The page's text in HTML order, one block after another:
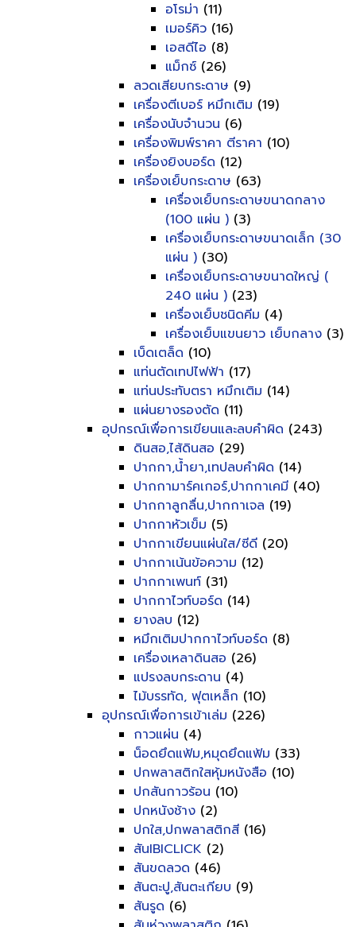
อโรม่า (11)
เมอร์คิว (16)
เอสดีไอ (8)
แม็กซ์ (26)
ลวดเสียบกระดาษ (9)
เครื่องตีเบอร์ หมึกเติม (19)
เครื่องนับจำนวน (6)
เครื่องพิมพ์ราคา ตีราคา (10)
เครื่องยิงบอร์ด (12)
เครื่องเย็บกระดาษ (63)
เครื่องเย็บกระดาษขนาดกลาง
(100 แผ่น ) (3)
เครื่องเย็บกระดาษขนาดเล็ก (30
แผ่น ) (30)
เครื่องเย็บกระดาษขนาดใหญ่ (
240 แผ่น ) (23)
เครื่องเย็บชนิดคีม (4)
เครื่องเย็บแขนยาว เย็บกลาง (3)
เบ็ดเตล็ด (10)
แท่นตัดเทปไฟฟ้า (17)
แท่นประทับตรา หมึกเติม (14)
แผ่นยางรองตัด (11)
อุปกรณ์เพื่อการเขียนและลบคำผิด (243)
ดินสอ,ไส้ดินสอ (29)
ปากกา,น้ำยา,เทปลบคำผิด (14)
ปากกามาร์คเกอร์,ปากกาเคมี (40)
ปากกาลูกลื่น,ปากกาเจล (19)
ปากกาหัวเข็ม (5)
ปากกาเขียนแผ่นใส/ซีดี (20)
ปากกาเน้นข้อความ (12)
ปากกาเพนท์ (31)
ปากกาไวท์บอร์ด (14)
ยางลบ (12)
หมึกเติมปากกาไวท์บอร์ด (8)
เครื่องเหลาดินสอ (26)
แปรงลบกระดาน (4)
ไม้บรรทัด, ฟุตเหล็ก (10)
อุปกรณ์เพื่อการเข้าเล่ม (226)
กาวแผ่น (4)
น็อดยึดแฟ้ม,หมุดยึดแฟ้ม (33)
ปกพลาสติกใสหุ้มหนังสือ (10)
ปกสันกาวร้อน (10)
ปกหนังช้าง (2)
ปกใส,ปกพลาสติกสี (16)
สันIBICLICK (2)
สันขดลวด (46)
สันตะปู,สันตะเกียบ (9)
สันรูด (6)